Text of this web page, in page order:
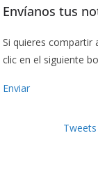
Envíanos tus
Si quieres compartir
clic en el siguiente
Enviar